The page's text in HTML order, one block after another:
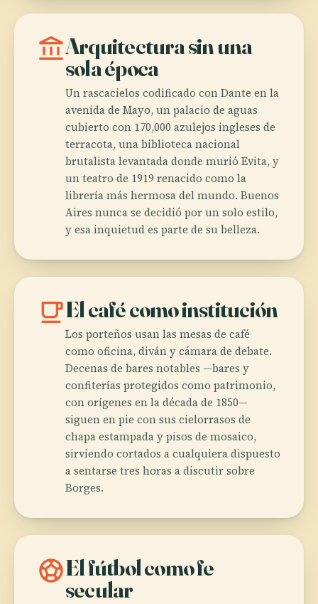
account_balanceArquitectura sin una
sola época
Un rascacielos codificado con Dante en la
avenida de Mayo, un palacio de aguas
cubierto con 170,000 azulejos ingleses de
terracota, una biblioteca nacional
brutalista levantada donde murió Evita, y
un teatro de 1919 renacido como la
librería más hermosa del mundo. Buenos
Aires nunca se decidió por un solo estilo,
y esa inquietud es parte de su belleza.
local_cafeEl café como institución
Los porteños usan las mesas de café
como oficina, diván y cámara de debate.
Decenas de bares notables —bares y
confiterías protegidos como patrimonio,
con orígenes en la década de 1850—
siguen en pie con sus cielorrasos de
chapa estampada y pisos de mosaico,
sirviendo cortados a cualquiera dispuesto
a sentarse tres horas a discutir sobre
Borges.
sports_soccerEl fútbol como fe
secular